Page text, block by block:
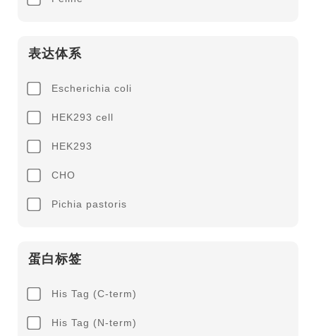
表达体系
Escherichia coli
HEK293 cell
HEK293
CHO
Pichia pastoris
蛋白标签
His Tag (C-term)
His Tag (N-term)